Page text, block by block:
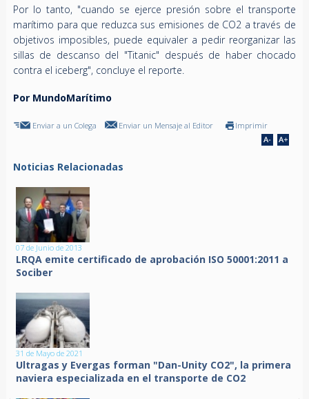
Por lo tanto, "cuando se ejerce presión sobre el transporte
marítimo para que reduzca sus emisiones de CO2 a través de
objetivos imposibles, puede equivaler a pedir reorganizar las
sillas de descanso del "Titanic" después de haber chocado
contra el iceberg", concluye el reporte.
Por MundoMarítimo
Enviar a un Colega Enviar un Mensaje al Editor Imprimir
Noticias Relacionadas
07 de Junio de 2013
LRQA emite certificado de aprobación ISO 50001:2011 a
Sociber
31 de Mayo de 2021
Ultragas y Evergas forman "Dan-Unity CO2", la primera
naviera especializada en el transporte de CO2